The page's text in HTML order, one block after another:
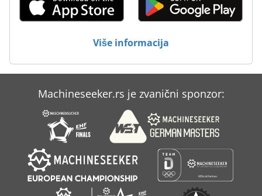
Više informacija
Machineseeker.rs je zvanični sponzor: